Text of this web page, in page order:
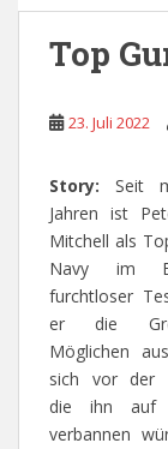
Top
23. Juli 2022
Story: Seit
Jahren ist
Mitchell als
Navy im
furchtloser
er die
Möglichen
sich vor der
die ihn auf
verbannen